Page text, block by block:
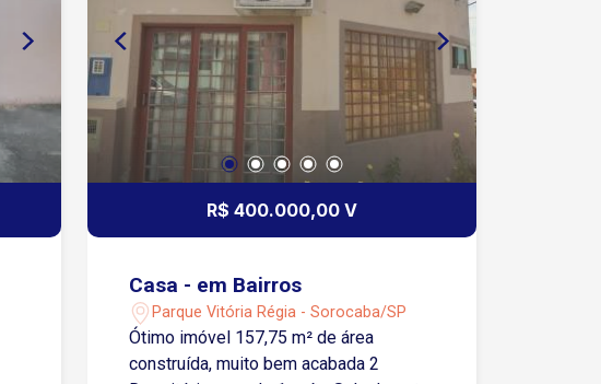
R$ 400.000,00 V
Casa - em Bairros
Parque Vitória Régia - Sorocaba/SP
Ótimo imóvel 157,75 m² de área
construída, muito bem acabada 2